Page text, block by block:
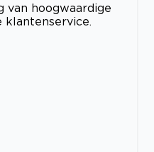
van hoogwaardige
klantenservice.